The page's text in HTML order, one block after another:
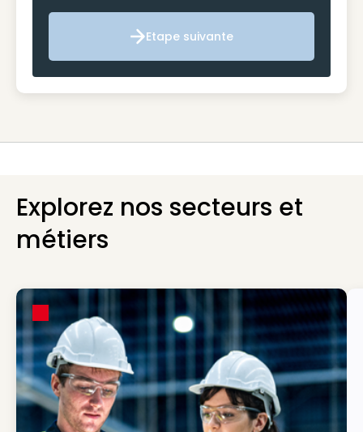
Etape suivante
Etape suivante
Explorez nos secteurs et
métiers